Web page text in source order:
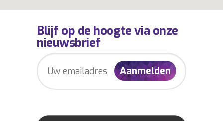
Blijf op de hoogte via onze
nieuwsbrief